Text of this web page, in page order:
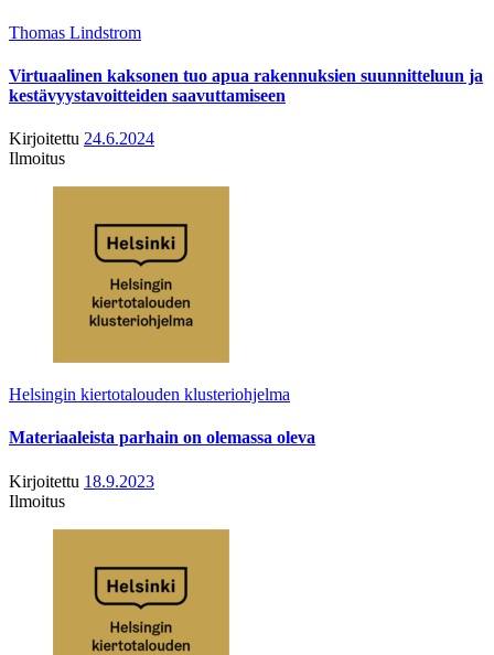
Thomas Lindstrom
Virtuaalinen kaksonen tuo apua rakennuksien suunnitteluun ja
kestävyystavoitteiden saavuttamiseen
Kirjoitettu 24.6.2024
Ilmoitus
Helsingin kiertotalouden klusteriohjelma
Materiaaleista parhain on olemassa oleva
Kirjoitettu 18.9.2023
Ilmoitus